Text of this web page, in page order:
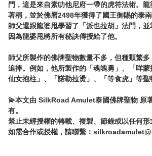
門，這是來自素叻他尼府一帶的虎符法術。
著稱，並於佛曆2498年獲得了國王御賜的泰南
師父還跟龍婆甩學習了「派也拉胡」法門，並
因為龍婆甩將所有秘訣傳授給了他。
師父所製作的佛牌聖物數量不多，但種類繁
追捧。例如，他所製作的「魂魄勇」、「咩
仙女抱柱」、「諾勒拉燙」、「等食虎」等聖
💫本文由 SilkRoad Amulet泰國佛牌聖物 原
有。
禁止未經授權的轉載、複製、節錄或以任何形
如需合作或授權，請聯繫：